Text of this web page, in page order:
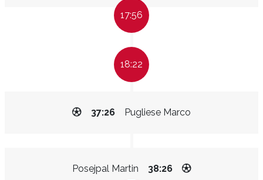
17:56
18:22
Pugliese Marco
37:26
Posejpal Martin 38:26